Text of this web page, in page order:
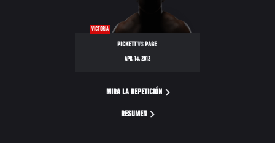
VICTORIA
PICKETTVSPAGE
APR. 14, 2012
MIRA LA REPETICIÓN
RESUMEN